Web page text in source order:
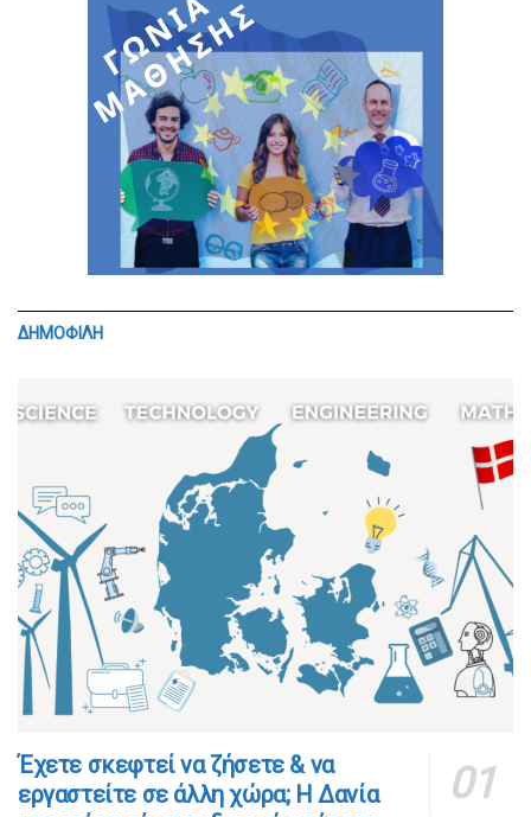
ΔΗΜΟΦΙΛΗ
​​Έχετε σκεφτεί να ζήσετε & να
εργαστείτε σε άλλη χώρα; Η Δανία